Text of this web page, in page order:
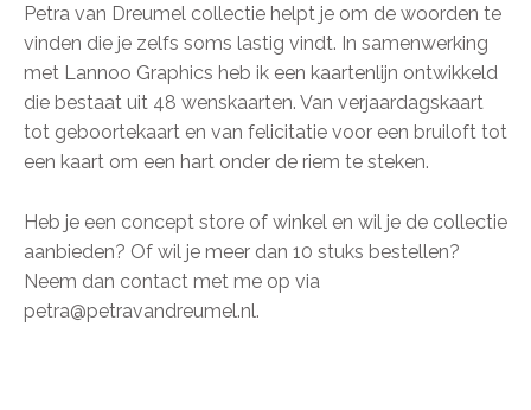
Petra van Dreumel collectie helpt je om de woorden te
vinden die je zelfs soms lastig vindt. In samenwerking
met Lannoo Graphics heb ik een kaartenlijn ontwikkeld
die bestaat uit 48 wenskaarten. Van verjaardagskaart
tot geboortekaart en van felicitatie voor een bruiloft tot
een kaart om een hart onder de riem te steken.
Heb je een concept store of winkel en wil je de collectie
aanbieden? Of wil je meer dan 10 stuks bestellen?
Neem dan contact met me op via
petra@petravandreumel.nl.